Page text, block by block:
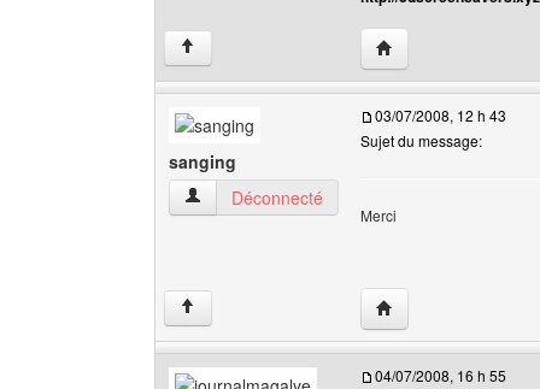
↑ Visiter le site web
sanging
sanging Voir le profil de l'utilisateur
Déconnecté
03/07/2008, 12 h 43
Sujet du message:
Merci
↑ Visiter le site web
04/07/2008, 16 h 55